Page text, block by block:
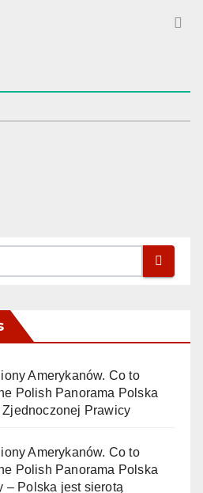
Amerykanów. Co to
Polish Panorama Polska
Prawicy
Amerykanów. Co to
Polish Panorama Polska
– Polska jest sierotą